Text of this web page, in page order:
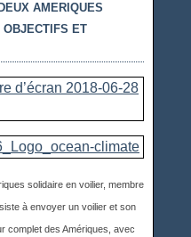
AMERIQUES
ET
solidaire en voilier, membre
à envoyer un voilier et son
complet des Amériques, avec